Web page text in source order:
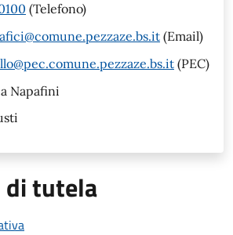
(Telefono)
(Email)
(PEC)
Napafini
tutela